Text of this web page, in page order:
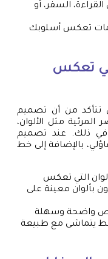
السفر، أو
تعكس أسلوبك
تعكس
تتأكد من أن تصميم
مثل الألوان،
في ذلك. عند تصميم
بالإضافة إلى خط
التي تعكس
بألوان معينة على
واضحة وسهلة
خط يتماشى مع طبيعة